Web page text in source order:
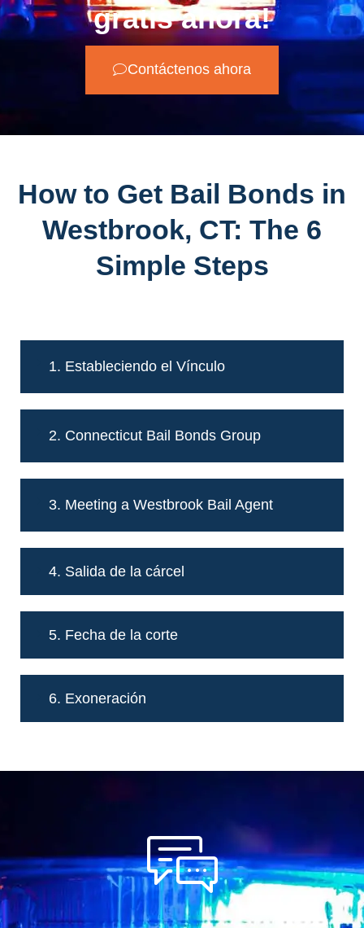
gratis ahora!
Contáctenos ahora
How to Get Bail Bonds in
Westbrook, CT: The 6
Simple Steps
1. Estableciendo el Vínculo
2. Connecticut Bail Bonds Group
3. Meeting a Westbrook Bail Agent
4. Salida de la cárcel
5. Fecha de la corte
6. Exoneración